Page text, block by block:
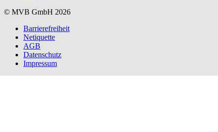
© MVB GmbH 2026
Barrierefreiheit
Netiquette
AGB
Datenschutz
Impressum